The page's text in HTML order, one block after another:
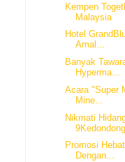
Kempen
Malaysia
Hotel
Amal...
Banyak
Hyperma...
Acara "Super
Mine...
Nikmati
9Kedondong
Promosi
Dengan...